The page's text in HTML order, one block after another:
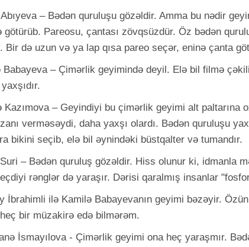
– Bədən quruluşu gözəldir. Amma bu nədir
götürüb. Pareosu, çantası zövqsüzdür. Öz bədən
Bir də uzun və ya lap qısa pareo seçər, eninə çanta
Babayeva – Çimərlik geyimində deyil. Elə bil filmə
Kazımova – Geyindiyi bu çimərlik geyimi alt paltarına
verməsəydi, daha yaxşı olardı. Bədən quruluşu
bikini seçib, elə bil əynindəki büstqalter və tumandır.
– Bədən quruluş gözəldir. Hiss olunur ki, idmanla
rənglər də yaraşır. Dərisi qaralmış insanlar
İbrahimli ilə Kamilə Babayevanın geyimi bəzəyir.
bir müzakirə edə bilmərəm.
İsmayılova - Çimərlik geyimi ona heç yaraşmır.